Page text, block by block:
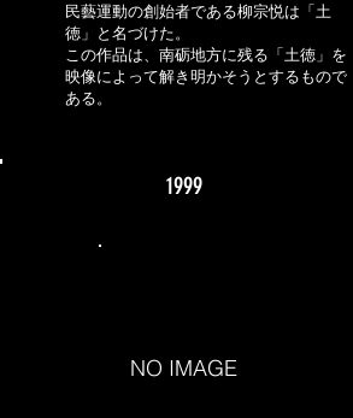
民藝運動の創始者である柳宗悦は「土
徳」と名づけた。
この作品は、南砺地方に残る「土徳」を
映像によって解き明かそうとするもので
ある。
1999
NO IMAGE